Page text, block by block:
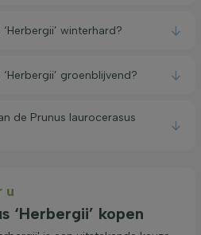
winterhard?
groenblijvend?
de Prunus laurocerasus
u
‘Herbergii’ kopen